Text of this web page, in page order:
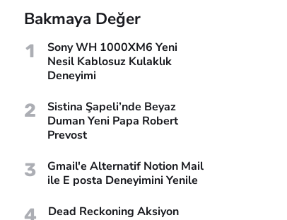
Bakmaya Değer
1
Sony WH 1000XM6 Yeni
Nesil Kablosuz Kulaklık
Deneyimi
2
Sistina Şapeli’nde Beyaz
Duman Yeni Papa Robert
Prevost
3
Gmail'e Alternatif Notion Mail
ile E posta Deneyimini Yenile
4
Dead Reckoning Aksiyon